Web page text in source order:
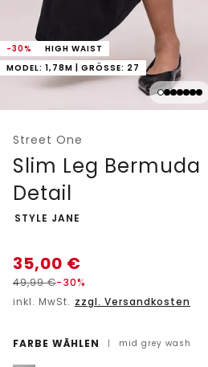
-30%
HIGH WAIST
MODEL: 1,78M | GRÖSSE: 27
Street One
Slim Leg
Detail
-
STYLE JANE
35,00 €
49,99€-30%
inkl. MwSt. zzgl. Versandkosten
FARBE WÄHLEN | mid grey wash